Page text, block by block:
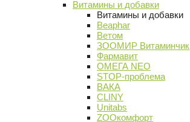
Витамины и добавки
Витамины и добавки
Beaphar
Ветом
ЗООМИР Витаминчик
Фармавит
ОМЕГА NEO
STOP-проблема
ВАКА
CLINY
Unitabs
ZOOкомфорт